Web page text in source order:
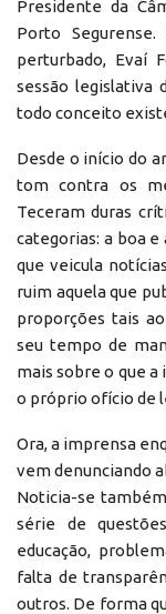
Presidente da
Porto
perturbado, Evaí
sessão legislativa
todo conceito
Desde o início do
tom contra os
Teceram duras
categorias: a boa e
que veicula
ruim aquela que
proporções tais
seu tempo de
mais sobre o que
o próprio ofício de
Ora, a imprensa
vem denunciando
Noticia-se
série de
educação,
falta de
outros. De forma